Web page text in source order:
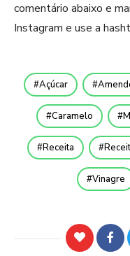
comentário abaixo e
Instagram e use a
Açúcar
Caramelo
Receita
Vinagre